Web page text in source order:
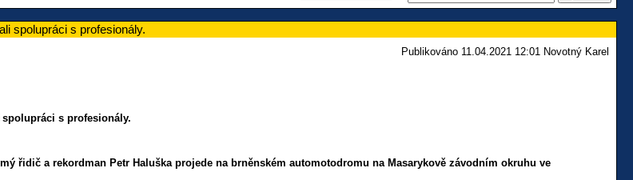
spolupráci s profesionály.
Publikováno 11.04.2021 12:01 Novotný Karel
s profesionály.
řidič a rekordman Petr Haluška projede na brněnském automotodromu na Masarykově závodním okruhu ve